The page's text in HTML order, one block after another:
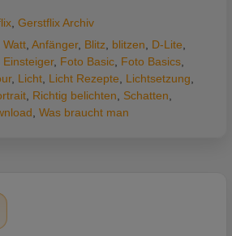
Gerstflix Archiv
Watt Anfänger, Blitz blitzen D-Lite
Einsteiger, Foto Basic Foto Basics
, Licht Licht Rezepte Lichtsetzung
Richtig belichten Schatten
Was braucht man